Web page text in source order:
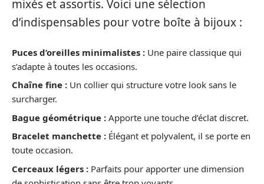
mixés et assortis. Voici une sélection
d’indispensables pour votre boîte à bijoux :
Puces d’oreilles minimalistes : Une paire classique qui
s’adapte à toutes les occasions.
Chaîne fine : Un collier qui structure votre look sans le
surcharger.
Bague géométrique : Apporte une touche d’éclat discret.
Bracelet manchette : Élégant et polyvalent, il se porte en
toute occasion.
Cerceaux légers : Parfaits pour apporter une dimension